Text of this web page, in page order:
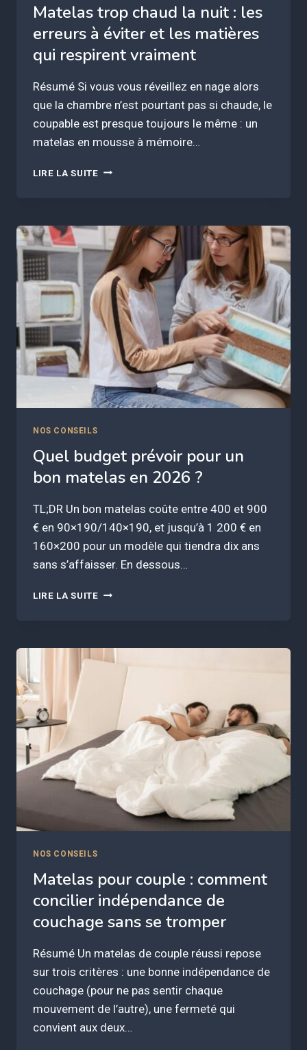
Matelas trop chaud la nuit : les
erreurs à éviter et les matières
qui respirent vraiment
Résumé Si vous vous réveillez en nage alors
que la chambre n’est pourtant pas si chaude, le
coupable est presque toujours le même : un
matelas en mousse à mémoire…
LIRE LA SUITEMATELAS
NUIT
LES
ERREURS
À
ÉVITER
ET
LES
MATIÈRES
QUI
RESPIRENT
VRAIMENT
NOS CONSEILS
Quel budget prévoir pour un
bon matelas en 2026 ?
TL;DR Un bon matelas coûte entre 400 et 900
€ en 90×190/140×190, et jusqu’à 1 200 € en
160×200 pour un modèle qui tiendra dix ans
sans s’affaisser. En dessous…
LIRE LA SUITEQUEL
UN
BON
MATELAS
2026
NOS CONSEILS
Matelas pour couple : comment
concilier indépendance de
couchage sans se tromper
Résumé Un matelas de couple réussi repose
sur trois critères : une bonne indépendance de
couchage (pour ne pas sentir chaque
mouvement de l’autre), une fermeté qui
convient aux deux…